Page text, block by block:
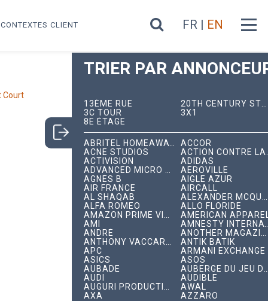
FR | EN
CONTEXTES CLIENT
Court
TRIER PAR
13ÈME RUE
3C TOUR
3X1
8E ÉTAGE
ACCOR
ACNE STUDIOS
ACTIVISION
ADIDAS
AÉROVILLE
AGNÈS B
AIGLE AZUR
AIR FRANCE
AIRCALL
AL SHAQAB
ALFA ROMEO
ALLO FLORIDE
AMERICAN
AMI
ANDRÉ
ANTIK BATIK
APC
ARMANI EXCHANGE
ASICS
ASOS
AUBADE
AUDI
AUDIBLE
AWAL
AXA
AZZARO